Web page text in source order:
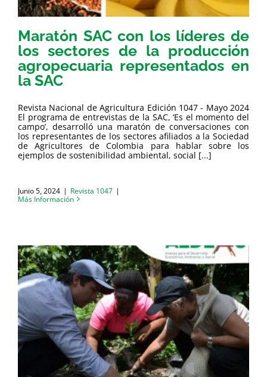
Maratón SAC con los líderes de
los sectores de la producción
agropecuaria representados en
la SAC
Revista Nacional de Agricultura Edición 1047 - Mayo 2024
El programa de entrevistas de la SAC, ‘Es el momento del
campo’, desarrolló una maratón de conversaciones con
los representantes de los sectores afiliados a la Sociedad
de Agricultores de Colombia para hablar sobre los
ejemplos de sostenibilidad ambiental, social [...]
Junio 5, 2024 | Revista 1047 |
Más Información